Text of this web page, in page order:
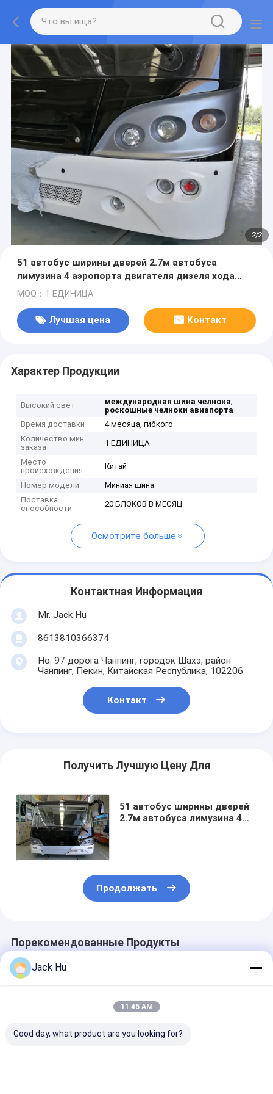
1/2
51 автобус ширины дверей 2.7м автобуса
лимузина 4 аэропорта двигателя дизеля хода
пассажира 4 мини
MOQ：1 ЕДИНИЦА
Лучшая цена Контакт
Характер Продукции
Высокий свет международная шина челнока,
роскошные челноки авиапорта
Время доставки
4 месяца, гибкого
Количество мин
заказа
1 ЕДИНИЦА
Место
происхождения
Китай
Номер модели
Миниая шина
Поставка
способности
20 БЛОКОВ В МЕСЯЦ
Осмотрите больше
Контактная Информация
Mr. Jack Hu
8613810366374
Но. 97 дорога Чанпинг, городок Шахэ, район
Чанпинг, Пекин, Китайская Республика, 102206
Контакт
Получить Лучшую Цену Для
51 автобус ширины дверей
2.7м автобуса лимузина 4
Продолжать
Порекомендованные Продукты
Jack Hu
11:45 AM
Good day, what product are you looking for?